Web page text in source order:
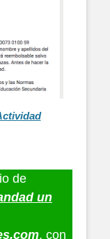
de
un
, con